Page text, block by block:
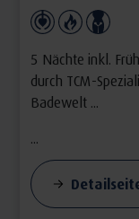
5 Nächte inkl.
durch TCM-
Badewelt ...
...